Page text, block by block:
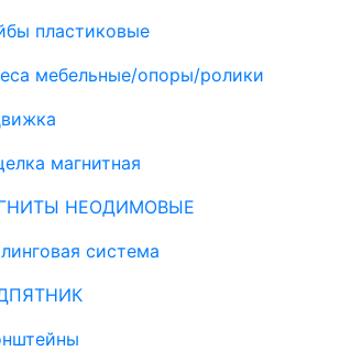
пластиковые
мебельные/опоры/ролики
магнитная
НЕОДИМОВЫЕ
система